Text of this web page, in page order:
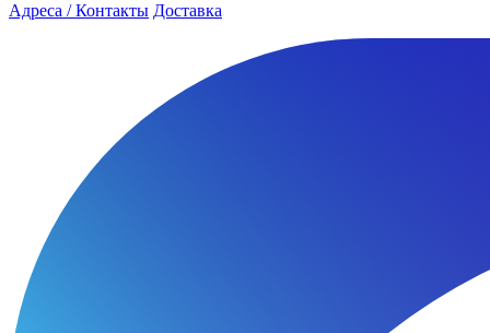
Адреса / Контакты Доставка